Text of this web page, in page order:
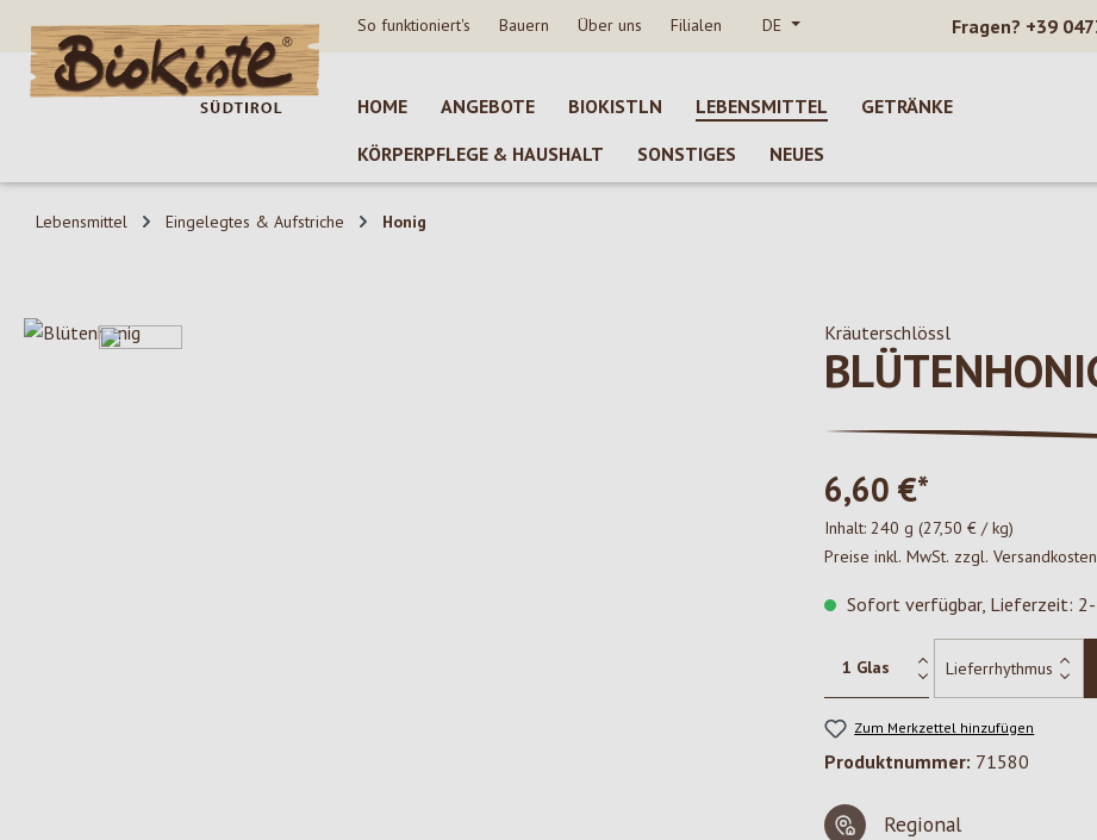
Hauptinhalt springen
Zur Suche springen
Zur Hauptnavigation springen So funktioniert's Bauern Über uns Filialen DE Fragen? +39
HOME ANGEBOTE BIOKISTLN LEBENSMITTEL
GETRÄNKE
KÖRPERPFLEGE & HAUSHALT
SONSTIGES NEUES
Lebensmittel Eingelegtes & Aufstriche Honig
Bildergalerie überspringen Kräuterschlössl
6,60 €*
Inhalt: 240 g (27,50 € / kg)
Preise inkl. MwSt. zzgl. Versandkosten
Sofort verfügbar, Lieferzeit: 2-
Zum Merkzettel hinzufügen
Produktnummer: 71580
Regional